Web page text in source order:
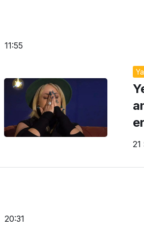
11:55
21
20:31